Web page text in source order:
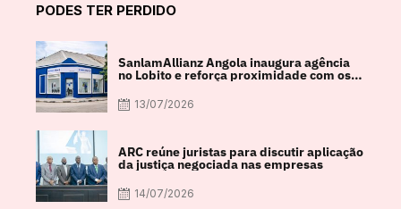
PODES TER PERDIDO
SanlamAllianz Angola inaugura agência
no Lobito e reforça proximidade com os
13/07/2026
ARC reúne juristas para discutir aplicação
da justiça negociada nas empresas
14/07/2026